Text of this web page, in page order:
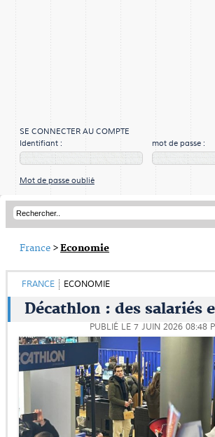
SE CONNECTER AU COMPTE
Identifiant :
mot de passe :
Mot de passe oublié
France >Economie
FRANCE ECONOMIE
Décathlon : des salariés
PUBLIÉ LE 7 JUIN 2026 08:48